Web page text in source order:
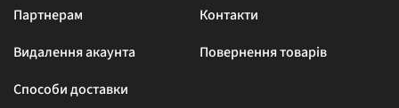
Партнерам
Контакти
Видалення акаунта
Повернення товарів
Способи доставки